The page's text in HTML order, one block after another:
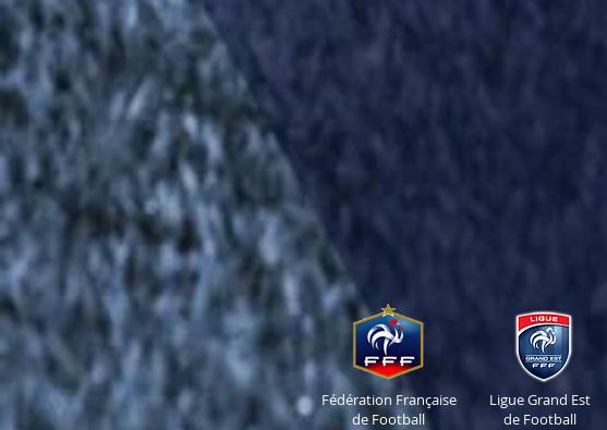
Fédération Française
de Football
Ligue Grand Est
de Football